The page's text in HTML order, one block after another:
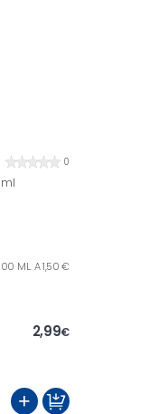
0
ML. A 1,50 €
2,99€
+